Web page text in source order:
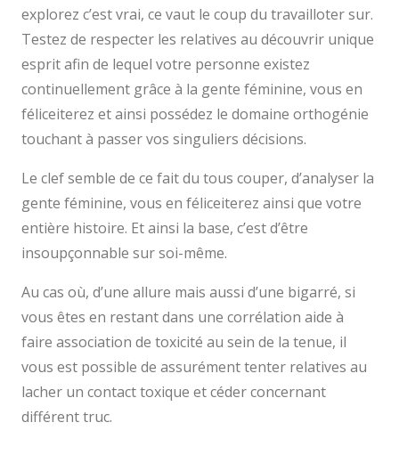
explorez c’est vrai, ce vaut le coup du travailloter sur.
Testez de respecter les relatives au découvrir unique
esprit afin de lequel votre personne existez
continuellement grâce à la gente féminine, vous en
féliceiterez et ainsi possédez le domaine orthogénie
touchant à passer vos singuliers décisions.
Le clef semble de ce fait du tous couper, d’analyser la
gente féminine, vous en féliceiterez ainsi que votre
entière histoire. Et ainsi la base, c’est d’être
insoupçonnable sur soi-même.
Au cas où, d’une allure mais aussi d’une bigarré, si
vous êtes en restant dans une corrélation aide à
faire association de toxicité au sein de la tenue, il
vous est possible de assurément tenter relatives au
lacher un contact toxique et céder concernant
différent truc.